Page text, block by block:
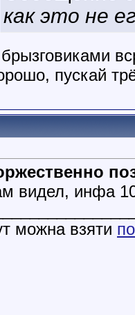
как это не
пускай
видел, инфа
можна взяти